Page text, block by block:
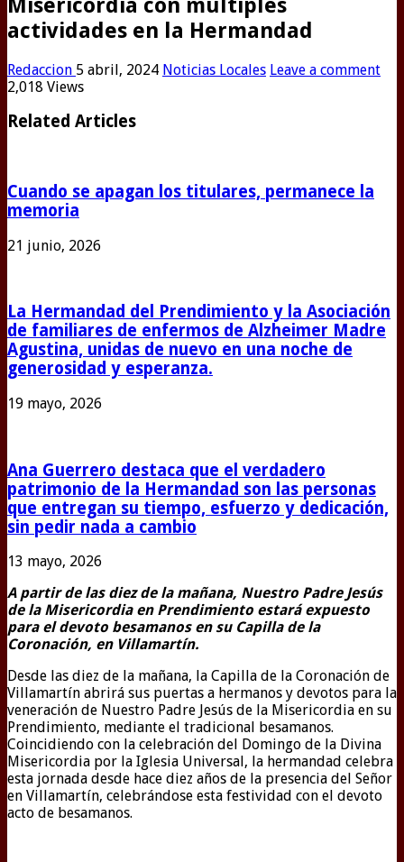
Misericordia con múltiples
actividades en la Hermandad
Redaccion 5 abril, 2024 Noticias Locales Leave a comment
2,018 Views
Related Articles
Cuando se apagan los titulares, permanece la
memoria
21 junio, 2026
La Hermandad del Prendimiento y la Asociación
de familiares de enfermos de Alzheimer Madre
Agustina, unidas de nuevo en una noche de
generosidad y esperanza.
19 mayo, 2026
Ana Guerrero destaca que el verdadero
patrimonio de la Hermandad son las personas
que entregan su tiempo, esfuerzo y dedicación,
sin pedir nada a cambio
13 mayo, 2026
A partir de las diez de la mañana, Nuestro Padre Jesús
de la Misericordia en Prendimiento estará expuesto
para el devoto besamanos en su Capilla de la
Coronación, en Villamartín.
Desde las diez de la mañana, la Capilla de la Coronación de
Villamartín abrirá sus puertas a hermanos y devotos para la
veneración de Nuestro Padre Jesús de la Misericordia en su
Prendimiento, mediante el tradicional besamanos.
Coincidiendo con la celebración del Domingo de la Divina
Misericordia por la Iglesia Universal, la hermandad celebra
esta jornada desde hace diez años de la presencia del Señor
en Villamartín, celebrándose esta festividad con el devoto
acto de besamanos.